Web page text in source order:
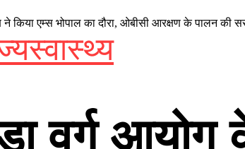
ने किया एम्स भोपाल का दौरा, ओबीसी आरक्षण के पालन की
स्वास्थ्य
वर्ग